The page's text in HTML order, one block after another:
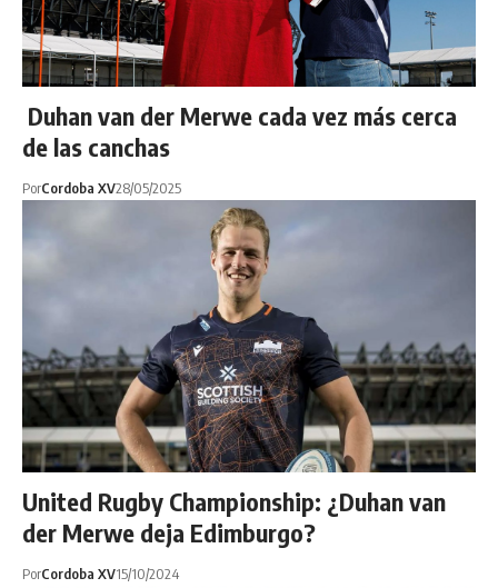
Duhan van der Merwe cada vez más cerca
de las canchas
PorCordoba XV28/05/2025
United Rugby Championship: ¿Duhan van
der Merwe deja Edimburgo?
PorCordoba XV15/10/2024